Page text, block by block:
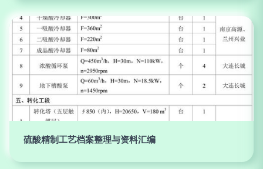
硫酸精制工艺档案整理与资料汇编